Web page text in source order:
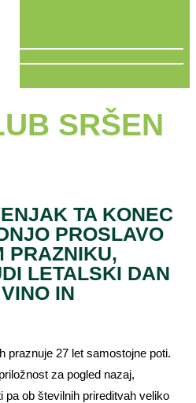
SRŠEN
TA KONEC
PROSLAVO
PRAZNIKU,
LETALSKI DAN
IN
praznuje 27 let samostojne poti.
za pogled nazaj,
pa ob številnih prireditvah veliko